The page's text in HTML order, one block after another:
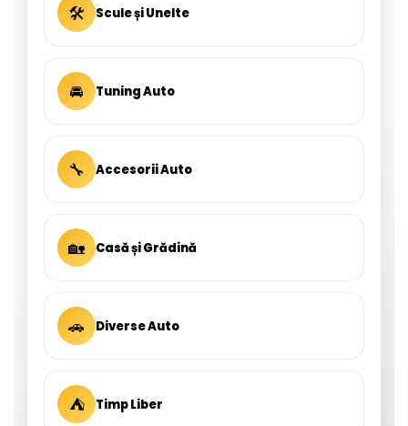
🛠 Scule și Unelte
🚘 Tuning Auto
🔧 Accesorii Auto
🏡 Casă și Grădină
🚗 Diverse Auto
⛺ Timp Liber